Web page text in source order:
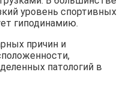
уровень спортивных
гиподинамию.
причин и
патологий в